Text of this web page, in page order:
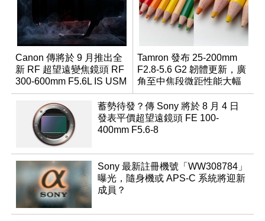
Canon 傳將於 9 月推出全
新 RF 超望遠變焦鏡頭 RF
300-600mm F5.6L IS USM
Tamron 發布 25-200mm
F2.8-5.6 G2 韌體更新，廣
角至中焦段微距性能大幅
升級
蓄勢待發？傳 Sony 將於 8 月 4 日
發表平價超望遠鏡頭 FE 100-
400mm F5.6-8
Sony 最新註冊機號「WW308784」
曝光，隨身機或 APS-C 系統將迎新
成員？